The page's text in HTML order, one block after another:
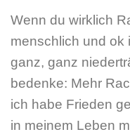
Wenn du wirklich
menschlich und ok
ganz, ganz
bedenke: Mehr
ich habe Frieden
in meinem Leben